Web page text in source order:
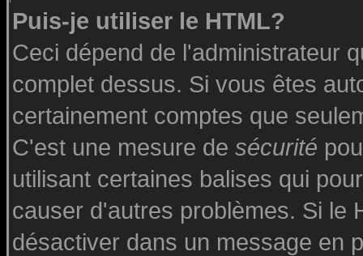
Puis-je utiliser le HTML?
Ceci dépend de l'administrateur
complet dessus. Si vous êtes
certainement comptes que
C'est une mesure de sécurité
utilisant certaines balises qui
causer d'autres problèmes. Si le
désactiver dans un message en